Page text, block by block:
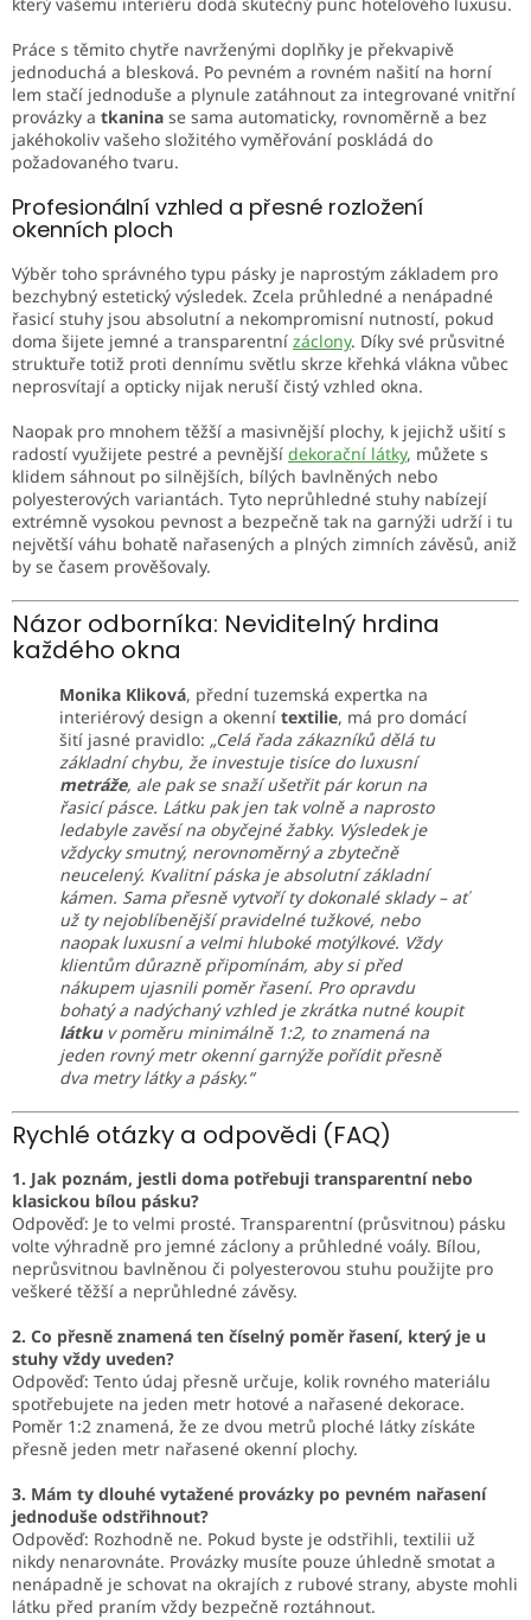
ý
p
i
s
u
Práce s těmito chytře navrženými doplňky je překvapivě
jednoduchá a blesková. Po pevném a rovném našití na horní
lem stačí jednoduše a plynule zatáhnout za integrované vnitřní
provázky a tkanina se sama automaticky, rovnoměrně a bez
jakéhokoliv vašeho složitého vyměřování poskládá do
požadovaného tvaru.
Profesionální vzhled a přesné rozložení
okenních ploch
Výběr toho správného typu pásky je naprostým základem pro
bezchybný estetický výsledek. Zcela průhledné a nenápadné
řasicí stuhy jsou absolutní a nekompromisní nutností, pokud
doma šijete jemné a transparentní záclony. Díky své průsvitné
struktuře totiž proti dennímu světlu skrze křehká vlákna vůbec
neprosvítají a opticky nijak neruší čistý vzhled okna.
Naopak pro mnohem těžší a masivnější plochy, k jejichž ušití s
radostí využijete pestré a pevnější dekorační látky, můžete s
klidem sáhnout po silnějších, bílých bavlněných nebo
polyesterových variantách. Tyto neprůhledné stuhy nabízejí
extrémně vysokou pevnost a bezpečně tak na garnýži udrží i tu
největší váhu bohatě nařasených a plných zimních závěsů, aniž
by se časem prověšovaly.
Názor odborníka: Neviditelný hrdina
každého okna
Monika Kliková, přední tuzemská expertka na
interiérový design a okenní textilie, má pro domácí
šití jasné pravidlo: „Celá řada zákazníků dělá tu
základní chybu, že investuje tisíce do luxusní
metráže, ale pak se snaží ušetřit pár korun na
řasicí pásce. Látku pak jen tak volně a naprosto
ledabyle zavěsí na obyčejné žabky. Výsledek je
vždycky smutný, nerovnoměrný a zbytečně
neucelený. Kvalitní páska je absolutní základní
kámen. Sama přesně vytvoří ty dokonalé sklady – ať
už ty nejoblíbenější pravidelné tužkové, nebo
naopak luxusní a velmi hluboké motýlkové. Vždy
klientům důrazně připomínám, aby si před
nákupem ujasnili poměr řasení. Pro opravdu
bohatý a nadýchaný vzhled je zkrátka nutné koupit
látkuv poměru minimálně 1:2, to znamená na
jeden rovný metr okenní garnýže pořídit přesně
dva metry látky a pásky.“
Rychlé otázky a odpovědi (FAQ)
1. Jak poznám, jestli doma potřebuji transparentní nebo
klasickou bílou pásku?
Odpověď: Je to velmi prosté. Transparentní (průsvitnou) pásku
volte výhradně pro jemné záclony a průhledné voály. Bílou,
neprůsvitnou bavlněnou či polyesterovou stuhu použijte pro
veškeré těžší a neprůhledné závěsy.
2. Co přesně znamená ten číselný poměr řasení, který je u
stuhy vždy uveden?
Odpověď: Tento údaj přesně určuje, kolik rovného materiálu
spotřebujete na jeden metr hotové a nařasené dekorace.
Poměr 1:2 znamená, že ze dvou metrů ploché látky získáte
přesně jeden metr nařasené okenní plochy.
3. Mám ty dlouhé vytažené provázky po pevném nařasení
jednoduše odstřihnout?
Odpověď: Rozhodně ne. Pokud byste je odstřihli, textilii už
nikdy nenarovnáte. Provázky musíte pouze úhledně smotat a
nenápadně je schovat na okrajích z rubové strany, abyste mohli
látku před praním vždy bezpečně roztáhnout.